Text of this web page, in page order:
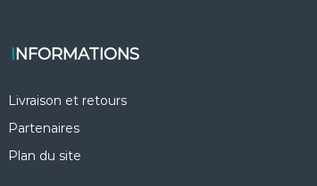
INFORMATIONS
Livraison et retours
Partenaires
Plan du site